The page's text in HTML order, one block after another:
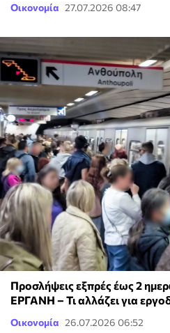
Οικονομία 27.07.2026 08:47
Προσλήψεις εξπρές έως 2
ΕΡΓΑΝΗ – Τι αλλάζει για
Οικονομία 26.07.2026 06:52